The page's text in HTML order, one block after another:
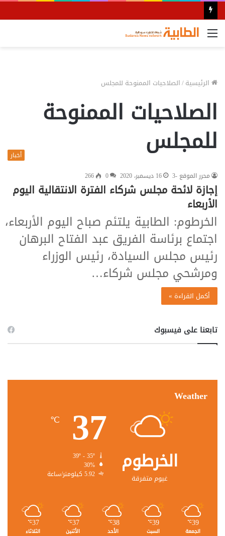
القائمة
الرئيسية/الصلاحيات الممنوحة للمجلس
الصلاحيات الممنوحة
للمجلس
أخبار
محرر الموقع -3
16 ديسمبر، 2020 0
266
إجازة لائحة مجلس شركاء الفترة الانتقالية اليوم
الأربعاء
الخرطوم: الطابية يلتئم صباح اليوم الأربعاء،
اجتماع برئاسة الفريق عبد الفتاح البرهان
رئيس مجلس السيادة، رئيس الوزراء
ومرشحي مجلس شركاء…
أكمل القراءة »
تابعنا على فيسبوك
Weather
الخرطوم
غيوم متفرقة
37
℃
30%
5.92 كيلومتر/ساعة
39
℃
الجمعة
39
℃
السبت
38
℃
الأحد
37
℃
الأثنين
37
℃
الثلاثاء